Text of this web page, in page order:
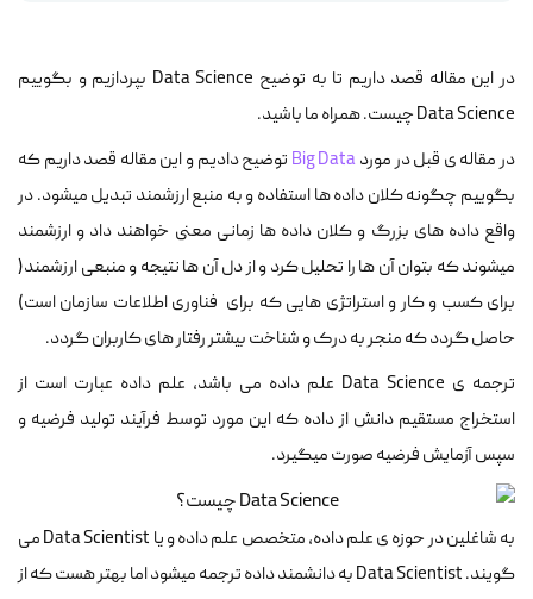
در این مقاله قصد داریم تا به توضیح Data Science بپردازیم و بگوییم
Data Science چیست. همراه ما باشید.
در مقاله ی قبل در موردBig Data توضیح دادیم و این مقاله قصد داریم که
بگوییم چگونه کلان داده ها استفاده و به منبع ارزشمند تبدیل میشود. در
واقع داده های بزرگ و کلان داده ها زمانی معنی خواهند داد و ارزشمند
میشوند که بتوان آن ها را تحلیل کرد و از دل آن ها نتیجه و منبعی ارزشمند(
برای کسب و کار و استراتژی هایی که برای فناوری اطلاعات سازمان است)
حاصل گردد که منجر به درک و شناخت بیشتر رفتار های کاربران گردد.
ترجمه ی Data Science علم داده می باشد، علم داده عبارت است از
استخراج مستقیم دانش از داده که این مورد توسط فرآیند تولید فرضیه و
سپس آزمایش فرضیه صورت میگیرد.
به شاغلین در حوزه ی علم داده، متخصص علم داده و یا Data Scientist می
گویند. Data Scientist به دانشمند داده ترجمه میشود اما بهتر هست که از